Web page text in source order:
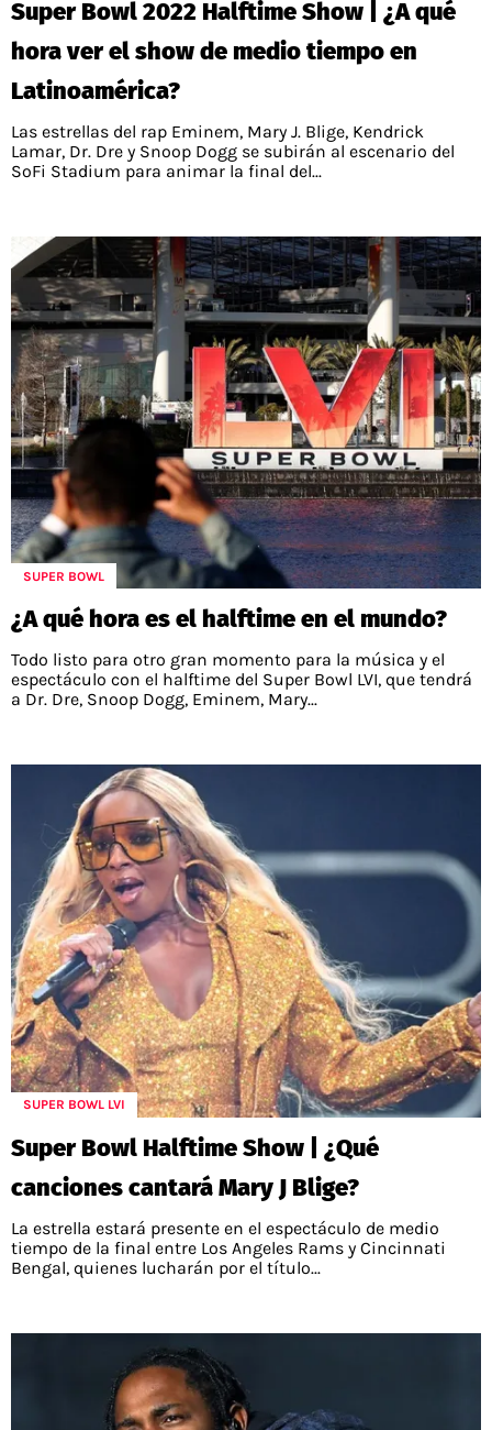
PALESTINO
UNION ESPAÑOLA
GUÍAS
PRONÓSTICOS
APUESTA DEL DÍA
FÚTBOL INTERNACIONAL
COPA LIBERTADORES
COPA SUDAMERICANA
PREMIER LEAGUE
CHAMPIONS LEAGUE
EUROPA LEAGUE
SERIE A
LA LIGA
CHILENOS POR EL MUNDO
ALEXIS SANCHEZ
DAMIAN PIZARRO
MERCADO DE FICHAJES
TENIS
FEMENINO
QUIENES SOMOS
STAFF
TÉRMINOS Y CONDICIONES
AGENDA
POLÍTICAS DE PRIVACIDAD
POLÍTICA EDITORIAL
PUBLICIDAD / ADS
AD CHOICES
ENTREVISTAS
SELECCIÓN CHILENA
COLO COLO
UNIVERSIDAD DE CHILE
UNIVERSIDAD CATÓLICA
CAMPEONATO NACIONAL
RESULTADOS
TABLA DE POSICIONES
APUESTAS
Ad Choices
RedGol, al igual que Futbol Sites, es una
compañía perteneciente a Better Collective.
Todos los derechos reservados
Super Bowl 2022 Halftime Show | ¿A qué
hora ver el show de medio tiempo en
Latinoamérica?
Las estrellas del rap Eminem, Mary J. Blige, Kendrick
Lamar, Dr. Dre y Snoop Dogg se subirán al escenario del
SoFi Stadium para animar la final del...
SUPER BOWL
¿A qué hora es el halftime en el mundo?
Todo listo para otro gran momento para la música y el
espectáculo con el halftime del Super Bowl LVI, que tendrá
a Dr. Dre, Snoop Dogg, Eminem, Mary...
SUPER BOWL LVI
Super Bowl Halftime Show | ¿Qué
canciones cantará Mary J Blige?
La estrella estará presente en el espectáculo de medio
tiempo de la final entre Los Angeles Rams y Cincinnati
Bengal, quienes lucharán por el título...